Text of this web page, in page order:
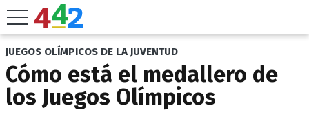
JUEGOS OLÍMPICOS DE LA JUVENTUD
Cómo está el medallero de
los Juegos Olímpicos